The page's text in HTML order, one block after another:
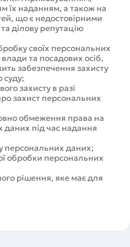
їх наданням, а також на
що є недостовірними
ділову репутацію
своїх персональних
та посадових осіб,
забезпечення захисту
суду;
захисту в разі
захист персональних
обмеження права на
даних під час надання
персональних даних;
обробки персональних
рішення, яке має для